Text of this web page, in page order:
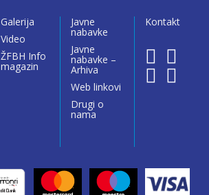
Galerija
Video
ŽFBH Info
magazin
Javne
nabavke
Javne
nabavke –
Arhiva
Web linkovi
Drugi o
nama
Kontakt